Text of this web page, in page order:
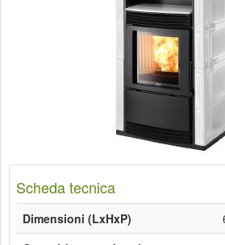
Scheda tecnica
Dimensioni (LxHxP)